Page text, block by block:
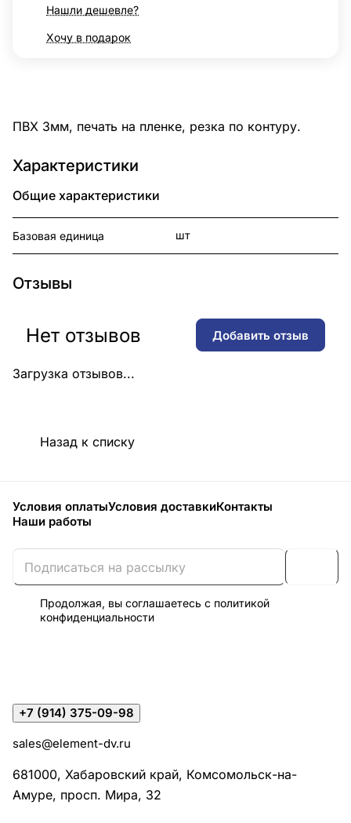
Нашли дешевле?
Хочу в подарок
ПВХ 3мм, печать на пленке, резка по контуру.
Характеристики
Общие характеристики
Базовая единица шт
Отзывы
Загрузка отзывов...
Нет отзывов Добавить отзыв
Назад к списку
Условия оплатыУсловия доставкиКонтакты
Наши работы
Продолжая, вы соглашаетесь с политикой
конфиденциальности
+7 (914) 375-09-98
sales@element-dv.ru
681000, Хабаровский край, Комсомольск-на-
Амуре, просп. Мира, 32